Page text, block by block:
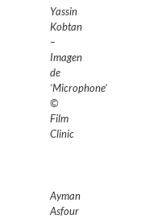
Yassin
Kobtan
–
Imagen
de
‘Microphone’
©
Film
Clinic
Ayman
Asfour